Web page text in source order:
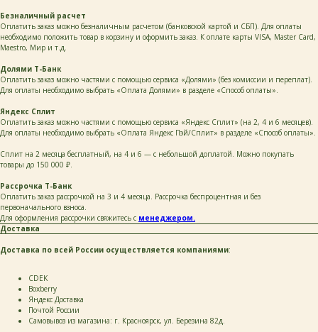
Безналичный расчет
Оплатить заказ можно безналичным расчетом (банковской картой и СБП). Для оплаты
необходимо положить товар в корзину и оформить заказ. К оплате карты VISA, Master Card,
Maestro, Мир и т.д.
Долями Т-Банк
Оплатить заказ можно частями с помощью сервиса «Долями» (без комиссии и переплат).
Для оплаты необходимо выбрать «Оплата Долями» в разделе «Способ оплаты».
Яндекс Сплит
Оплатить заказ можно частями с помощью сервиса «Яндекс Сплит» (на 2, 4 и 6 месяцев).
Для оплаты необходимо выбрать «Оплата Яндекс Пэй/Сплит» в разделе «Способ оплаты».
Сплит на 2 месяца бесплатный, на 4 и 6 — с небольшой доплатой. Можно покупать
товары до 150 000 ₽.
Рассрочка Т-Банк
Оплатить заказ рассрочкой на 3 и 4 месяца. Рассрочка беспроцентная и без
первоначального взноса.
Для оформления рассрочки свяжитесь с менеджером.
Доставка
Доставка по всей России осуществляется компаниями:
СDEK
Boxberry
Яндекс Доставка
Почтой России
Самовывоз из магазина: г. Красноярск, ул. Березина 82д.
каталог
о бренде
таблицы
размеров